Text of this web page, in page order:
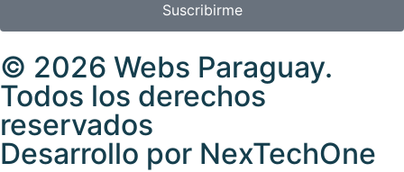
Suscribirme
© 2026 Webs Paraguay.
Todos los derechos
reservados
Desarrollo por NexTechOne